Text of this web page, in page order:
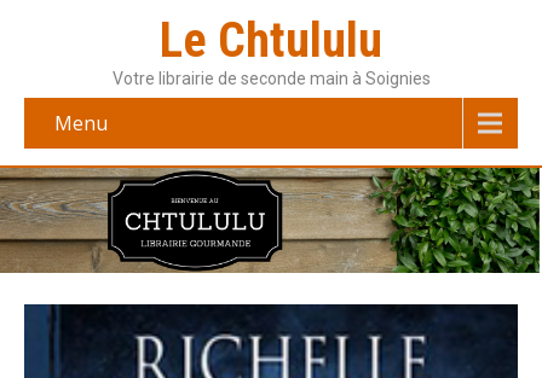
Le Chtululu
Votre librairie de seconde main à Soignies
Menu